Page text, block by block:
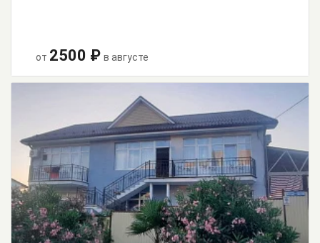
от 2500 ₽ в августе